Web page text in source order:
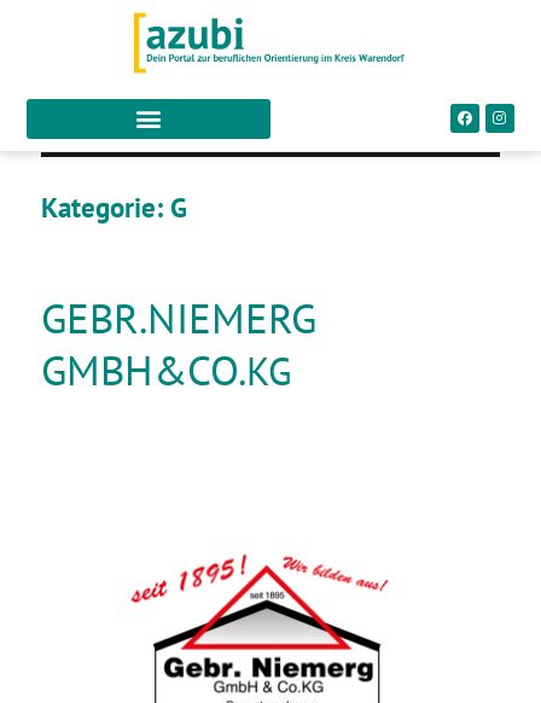
Kategorie:G
GEBR.NIEMERG
GMBH&CO.KG